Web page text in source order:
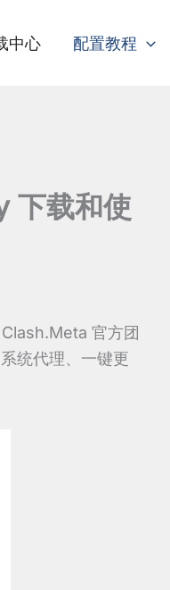
中心 配置教程
下载和使
官方团
统代理、一键更